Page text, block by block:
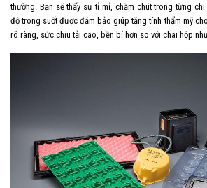
thường. Bạn sẽ thấy sự tỉ mỉ, chăm chút trong từng
độ trong suốt được đảm bảo giúp tăng tính thẩm mỹ
rõ ràng, sức chịu tải cao, bền bỉ hơn so với chai hộp